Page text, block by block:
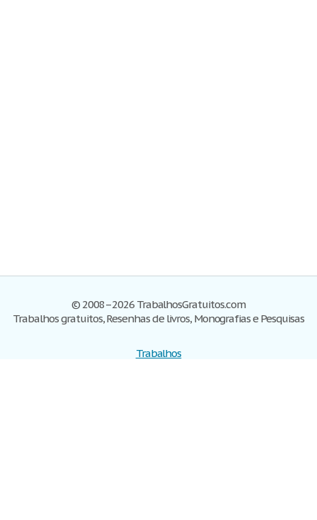
© 2008–2026 TrabalhosGratuitos.com
Trabalhos gratuitos, Resenhas de livros, Monografias e Pesquisas
Trabalhos